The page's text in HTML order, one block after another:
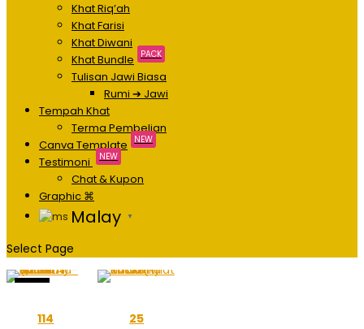
Khat Riq’ah
Khat Farisi
Khat Diwani
Khat Bundle PACK
Tulisan Jawi Biasa
Rumi ➔ Jawi
Tempah Khat
Terma Pembelian
Canva Template NEW
Testimoni NEW
Chat & Kupon
Graphic ⌘
Malay ▼
Select Page
114
25